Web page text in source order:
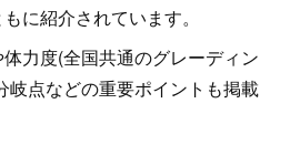
に紹介されています。
力度(全国共通のグレーディン
岐点などの重要ポイントも掲載